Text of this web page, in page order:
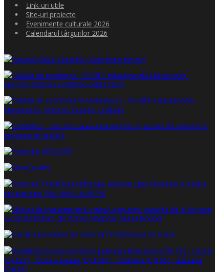
Link-uri utile
Site-uri proiecte
Evenimente culturale 2026
Calendarul târgurilor 2026